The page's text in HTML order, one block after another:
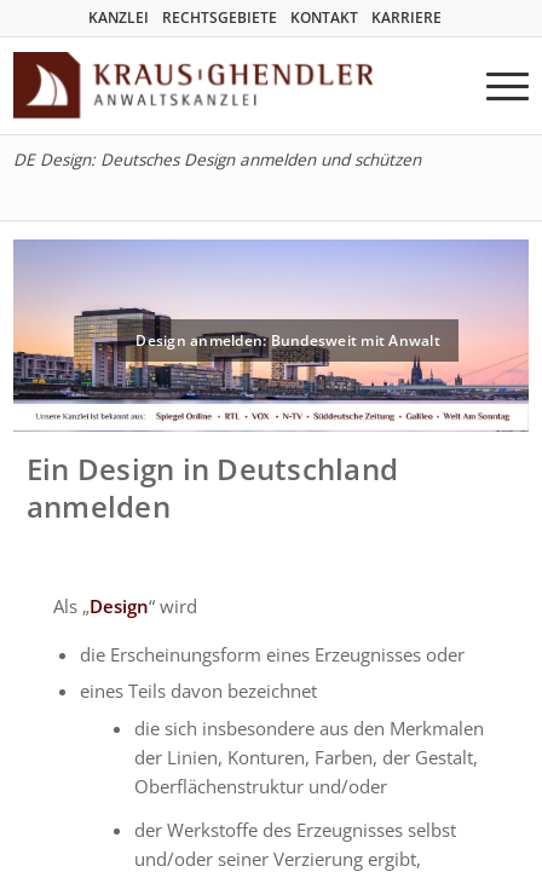
KANZLEI RECHTSGEBIETE KONTAKT KARRIERE
DE Design: Deutsches Design anmelden und schützen
Design anmelden: Bundesweit mit Anwalt
Ein Design in Deutschland
anmelden
Als „Design“ wird
die Erscheinungsform eines Erzeugnisses oder
eines Teils davon bezeichnet
die sich insbesondere aus den Merkmalen
der Linien, Konturen, Farben, der Gestalt,
Oberflächenstruktur und/oder
der Werkstoffe des Erzeugnisses selbst
und/oder seiner Verzierung ergibt,